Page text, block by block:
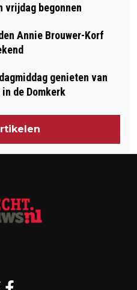
vrijdag begonnen
Annie Brouwer-Korf
genieten van
de Domkerk